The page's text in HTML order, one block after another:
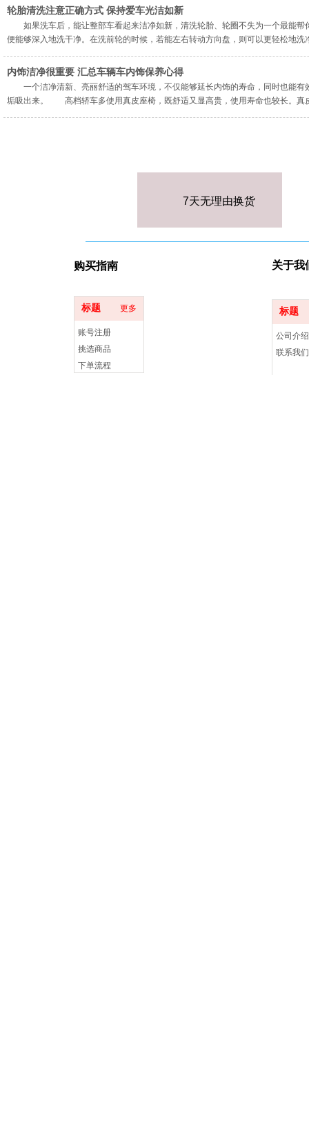
轮胎清洗注意正确方式 保持爱车光洁如新
如果洗车后，能让整部车看起来洁净如新，清洗轮胎、轮圈不失为一个最能
便能够深入地洗干净。在洗前轮的时候，若能左右转动方向盘，则可以更轻松地
内饰洁净很重要 汇总车辆车内饰保养心得
一个洁净清新、亮丽舒适的驾车环境，不仅能够延长内饰的寿命，同时也能
垢吸出来。 高档轿车多使用真皮座椅，既舒适又显高贵，使用寿命也较长。真
7天无理由换货
标题 更多
账号注册
挑选商品
下单流程
标题
公司介绍
联系我们
购买指南 关于我